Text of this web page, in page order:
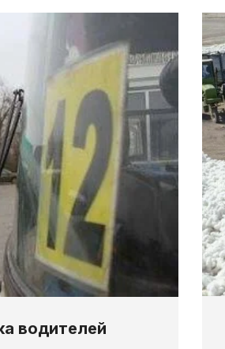
водителей